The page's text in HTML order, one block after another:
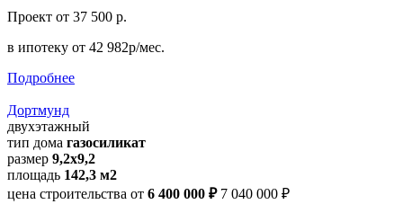
Проект от 37 500 р.
в ипотеку от 42 982р/мес.
Подробнее
Дортмунд
двухэтажный
тип дома газосиликат
размер 9,2х9,2
площадь 142,3 м2
цена строительства от 6 400 000 ₽ 7 040 000 ₽